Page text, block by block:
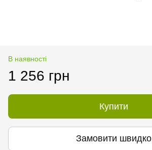
В наявності
1 256 грн
Купити
Замовити швидко